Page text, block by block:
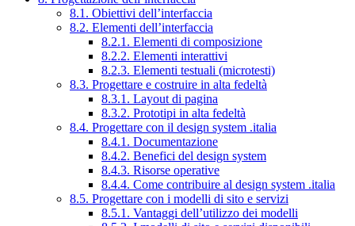
8.1. Obiettivi dell’interfaccia
8.2. Elementi dell’interfaccia
8.2.1. Elementi di composizione
8.2.2. Elementi interattivi
8.2.3. Elementi testuali (microtesti)
8.3. Progettare e costruire in alta fedeltà
8.3.1. Layout di pagina
8.3.2. Prototipi in alta fedeltà
8.4. Progettare con il design system .italia
8.4.1. Documentazione
8.4.2. Benefici del design system
8.4.3. Risorse operative
8.4.4. Come contribuire al design system .italia
8.5. Progettare con i modelli di sito e servizi
8.5.1. Vantaggi dell’utilizzo dei modelli